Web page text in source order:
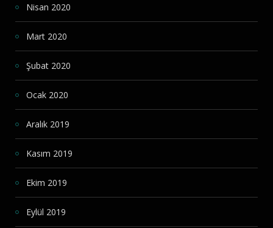
Nisan 2020
Mart 2020
Şubat 2020
Ocak 2020
Aralık 2019
Kasım 2019
Ekim 2019
Eylül 2019